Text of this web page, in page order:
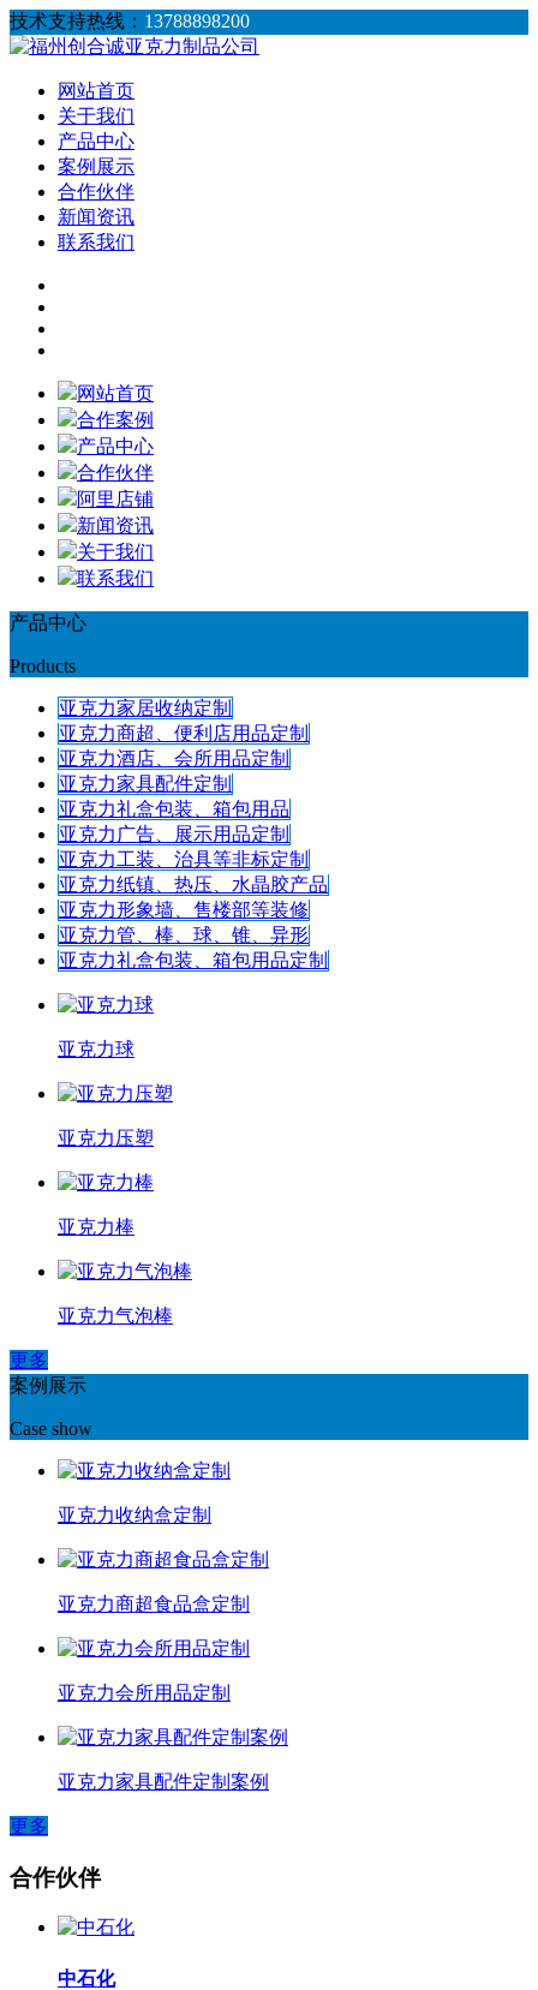
技术支持热线： 13788898200
网站首页
关于我们
产品中心
案例展示
合作伙伴
新闻资讯
联系我们
网站首页
合作案例
产品中心
合作伙伴
阿里店铺
新闻资讯
关于我们
联系我们
产品中心
Products
亚克力家居收纳定制
亚克力商超、便利店用品定制
亚克力酒店、会所用品定制
亚克力家具配件定制
亚克力礼盒包装、箱包用品
亚克力广告、展示用品定制
亚克力工装、治具等非标定制
亚克力纸镇、热压、水晶胶产品
亚克力形象墙、售楼部等装修
亚克力管、棒、球、锥、异形
亚克力礼盒包装、箱包用品定制
亚克力球
亚克力压塑
亚克力棒
亚克力气泡棒
更多
案例展示
Case show
亚克力收纳盒定制
亚克力商超食品盒定制
亚克力会所用品定制
亚克力家具配件定制案例
更多
合作伙伴
中石化